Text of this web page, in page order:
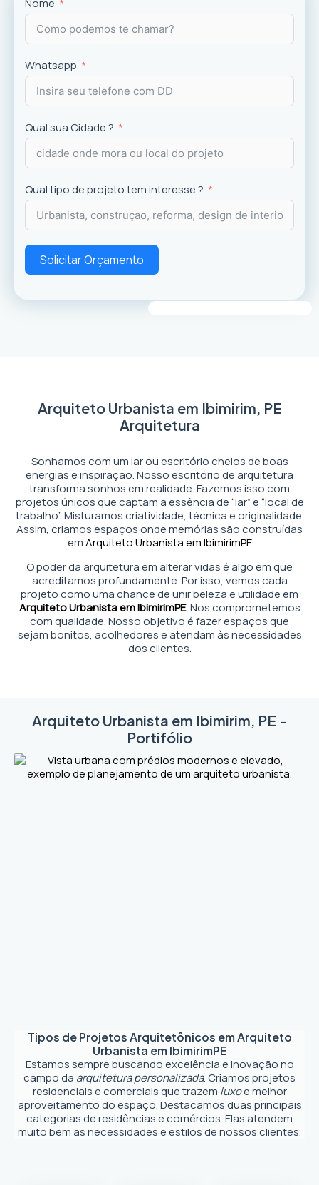
experiência dos usuários.
Nome
Whatsapp
Qual sua Cidade ?
Qual tipo de projeto tem interesse ?
Solicitar Orçamento
Arquiteto Urbanista em Ibimirim, PE
Arquitetura
Sonhamos com um lar ou escritório cheios de boas
energias e inspiração. Nosso escritório de arquitetura
transforma sonhos em realidade. Fazemos isso com
projetos únicos que captam a essência de “lar” e “local de
trabalho”. Misturamos criatividade, técnica e originalidade.
Assim, criamos espaços onde memórias são construídas
emArquiteto Urbanista em IbimirimPE
O poder da arquitetura em alterar vidas é algo em que
acreditamos profundamente. Por isso, vemos cada
projeto como uma chance de unir beleza e utilidade em
Arquiteto Urbanista em IbimirimPE. Nos comprometemos
com qualidade. Nosso objetivo é fazer espaços que
sejam bonitos, acolhedores e atendam às necessidades
dos clientes.
Arquiteto Urbanista em Ibimirim, PE -
Portifólio
Tipos de Projetos Arquitetônicos emArquiteto
Urbanista em IbimirimPE
Estamos sempre buscando excelência e inovação no
campo da arquitetura personalizada. Criamos projetos
residenciais e comerciais que trazem luxoe melhor
aproveitamento do espaço. Destacamos duas principais
categorias de residências e comércios. Elas atendem
muito bem as necessidades e estilos de nossos clientes.